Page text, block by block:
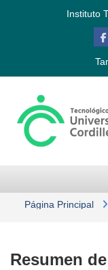
Salta al contenido
Instituto
Página Principal
Resumen